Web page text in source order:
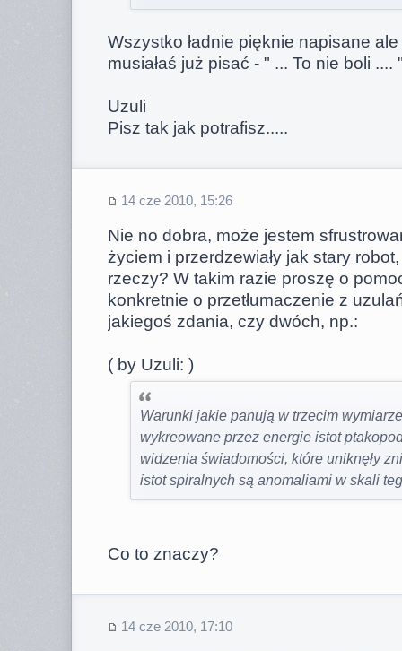
Wszystko ładnie pięknie napisane
musiałaś już pisać - " ... To nie boli ....
Uzuli
Pisz tak jak potrafisz.....
14 cze 2010, 15:26
Nie no dobra, może jestem
życiem i przerdzewiały jak stary
rzeczy? W takim razie proszę o
konkretnie o przetłumaczenie z
jakiegoś zdania, czy dwóch, np.:
( by Uzuli: )
Warunki jakie panują w trzecim
wykreowane przez energie istot
widzenia świadomości, które uniknęły
istot spiralnych są anomaliami w skali
Co to znaczy?
14 cze 2010, 17:10